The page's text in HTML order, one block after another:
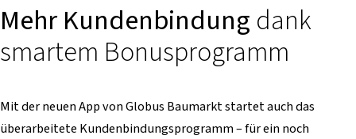
Mehr Kundenbindung dank
smartem Bonusprogramm
Mit der neuen App von Globus Baumarkt startet auch das
überarbeitete Kundenbindungsprogramm – für ein noch